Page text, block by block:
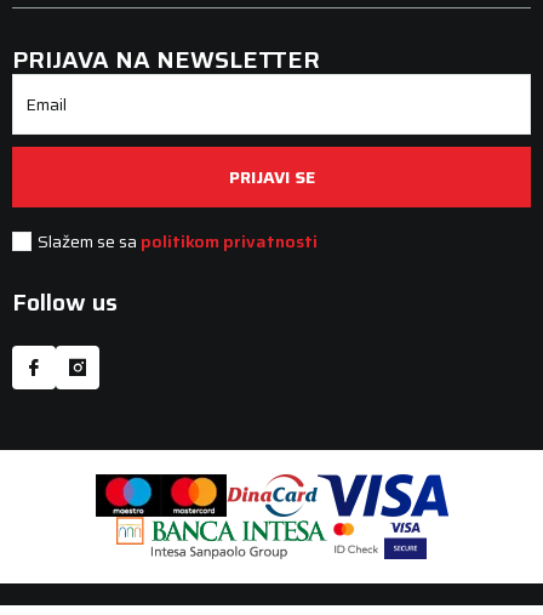
PRIJAVA NA NEWSLETTER
Email
PRIJAVI SE
Slažem se sa politikom privatnosti
Follow us